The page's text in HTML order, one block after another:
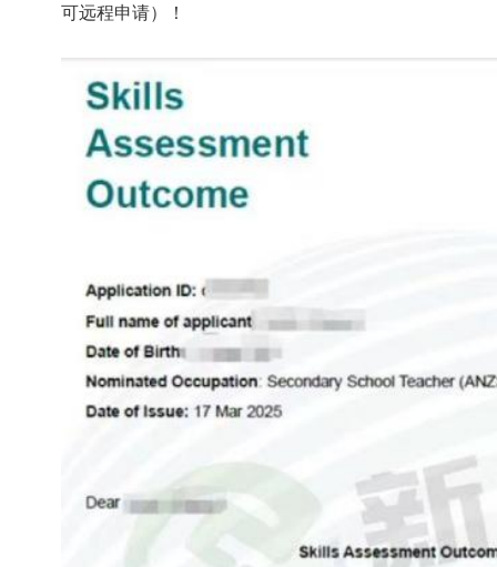
可远程申请）！